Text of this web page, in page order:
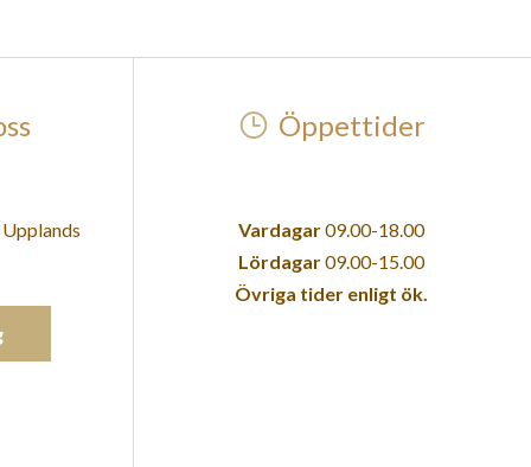
Öppettider
Vardagar09.00-18.00
Lördagar09.00-15.00
Övriga tider enligt ök.